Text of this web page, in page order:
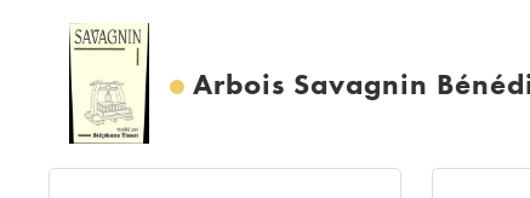
Arbois Savagnin